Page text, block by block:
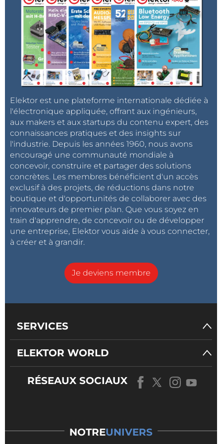
applications spécifiques. Par exemple, pour les
drones ou les avions modèles réduits, les moteurs
dont la partie mobile (rotor) est à l’extérieur, sont
fréquemment utilisés. Ici, le stator est au centre et le
rotor, avec ses aimants permanents, est à l’extérieur.
Le refroidissement peut être ainsi amélioré et la
vitesse de rotation plus stable du fait de la plus
grande inertie du moteur. Quelles que soient les
différences, le concept du contrôle demeure
identique.
Les moteur BLDC à rotor externe possèdent leurs aimants placés en
très utilisés dans les drones et les modèles réduits.
Il est important de noter qu’un nombre conséquent
de conceptions différentes et de matériaux sont
utilisés dans les moteurs BLDC. Il faut donc
considérer les exemples précédents uniquement
pour information. Les sites Web des fabricants de
que l’encombrement, les dimensions et le
Elektor est une plateforme internationale dédiée à
l'électronique appliquée, offrant aux ingénieurs,
aux makers et aux startups du contenu expert, des
connaissances pratiques et des insights sur
l'industrie. Depuis les années 1960, nous avons
encouragé une communauté mondiale à
concevoir, construire et partager des solutions
concrètes. Les membres bénéficient d'un accès
exclusif à des projets, de réductions dans notre
boutique et d'opportunités de collaborer avec des
innovateurs de premier plan. Que vous soyez en
train d'apprendre, de concevoir ou de développer
une entreprise, Elektor vous aide à vous connecter,
à créer et à grandir.
Je deviens membre
SERVICES
ELEKTOR WORLD
RÉSEAUX SOCIAUX
NOTREUNIVERS